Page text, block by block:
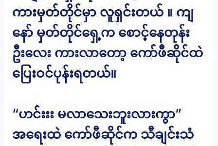
ကားမှတ်တိုင်မှာ လူရှင်းတယ် ။ ကျ
နော် မှတ်တိုင်ရှေ့က စောင့်နေတုန်း
ဦးလေး ကားလာတော့ ကော်ဖီဆိုင်ထဲ
ပြေးဝင်ပုန်းရတယ်။
“ဟင်းးး မလာသေးဘူးလားကွာ”
အရေးထဲ ကော်ဖီဆိုင်က သီချင်းသံ